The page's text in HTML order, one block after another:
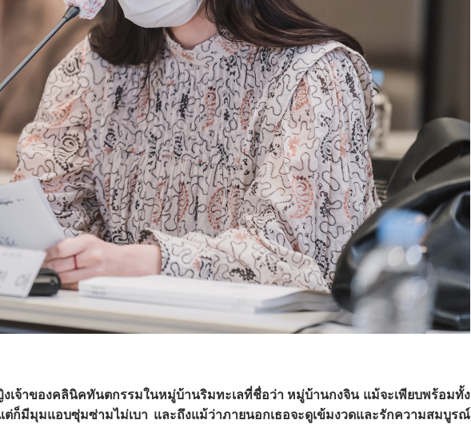
เจ้าของคลินิคทันตกรรมในหมู่บ้านริมทะเลที่ชื่อว่า หมู่บ้านกงจิน แม้จะเพียบพร้อมทั้ง
ก็มีมุมแอบซุ่มซ่ามไม่เบา และถึงแม้ว่าภายนอกเธอจะดูเข้มงวดและรักความสมบูรณ์